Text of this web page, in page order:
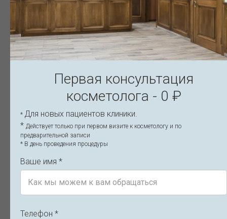
Первая консультация
косметолога - 0 ₽
* Для новых пациентов клиники.
* Действует только при первом визите к косметологу и по
предварительной записи
* В день проведения процедуры
Ваше имя *
Телефон *